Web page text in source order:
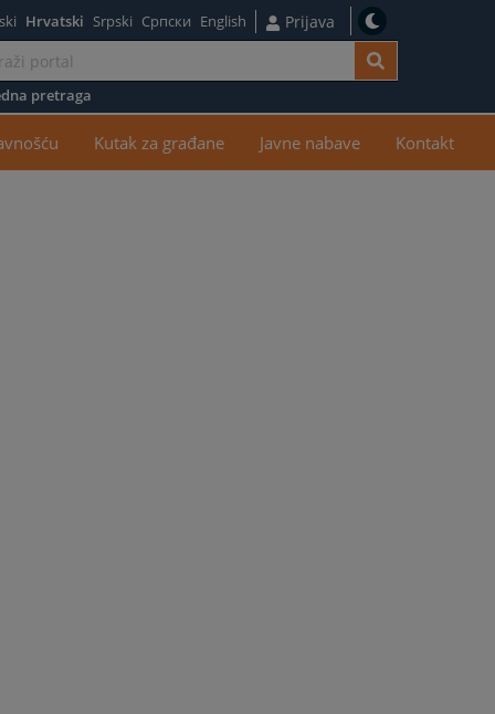
Hrvatski Srpski Српски English Prijava
pretraga
Kutak za građane Javne nabave Kontakt